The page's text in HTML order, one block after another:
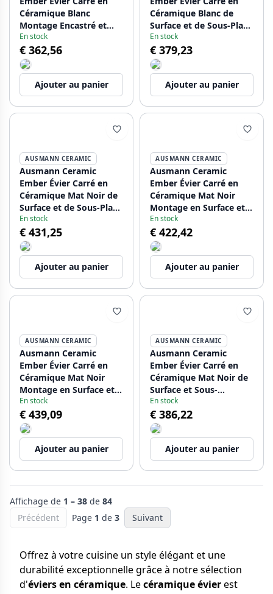
Céramique Blanc
Montage Encastré et
Sous-Plan 40 x 40 cm
avec Bouchon en Cuivre
1208971482
En stock
€ 362,56
Ajouter au panier
Céramique Blanc de
Surface et de Sous-Plan
40 x 40 cm avec
Bouchon en Métal Gun
1208971483
En stock
€ 379,23
Ajouter au panier
AUSMANN CERAMIC
Ausmann Ceramic
Ember Évier Carré en
Céramique Mat Noir de
Surface et de Sous-Plan
40 x 40 cm avec
Bouchon Doré
1208971486
En stock
€ 431,25
Ajouter au panier
AUSMANN CERAMIC
Ausmann Ceramic
Ember Évier Carré en
Céramique Mat Noir
Montage en Surface et
Sous Plan 40 x 40 cm
avec Bouchon en Cuivre
1208971487
En stock
€ 422,42
Ajouter au panier
AUSMANN CERAMIC
Ausmann Ceramic
Ember Évier Carré en
Céramique Mat Noir
Montage en Surface et
Sous Plan 40 x 40 cm
avec Bouchon en Métal
Gun 1208971488
En stock
€ 439,09
Ajouter au panier
AUSMANN CERAMIC
Ausmann Ceramic
Ember Évier Carré en
Céramique Mat Noir de
Surface et Sous-
Montage 40 x 40 cm
avec Bouchon Noir
1208971489
En stock
€ 386,22
Ajouter au panier
Affichage de 1 – 38 de 84
Précédent
Page 1 de 3 Suivant
Offrez à votre cuisine un style élégant et une
durabilité exceptionnelle grâce à notre sélection
d'éviers en céramique. Lecéramique évierest